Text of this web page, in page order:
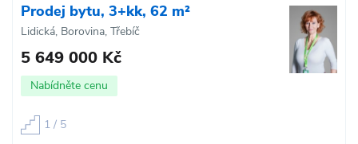
Prodej bytu, 3+kk, 62 m²
Lidická, Borovina, Třebíč
5 649 000 Kč
Nabídněte cenu
1 / 5